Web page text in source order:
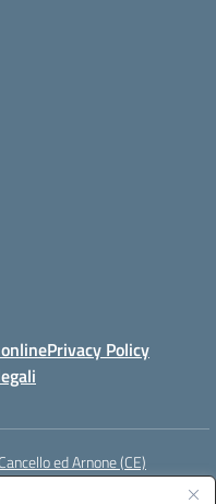
Privacy Policy
ed Arnone (CE)